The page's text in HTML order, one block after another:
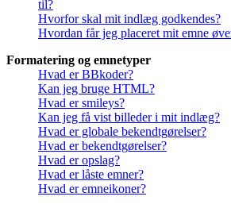
til?
Hvorfor skal mit indlæg godkendes?
Hvordan får jeg placeret mit emne
Formatering og emnetyper
Hvad er BBkoder?
Kan jeg bruge HTML?
Hvad er smileys?
Kan jeg få vist billeder i mit indlæg?
Hvad er globale bekendtgørelser?
Hvad er bekendtgørelser?
Hvad er opslag?
Hvad er låste emner?
Hvad er emneikoner?